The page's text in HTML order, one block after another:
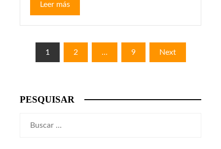
Leer más
Paginación
entradas
1 2 … 9 Next
PESQUISAR